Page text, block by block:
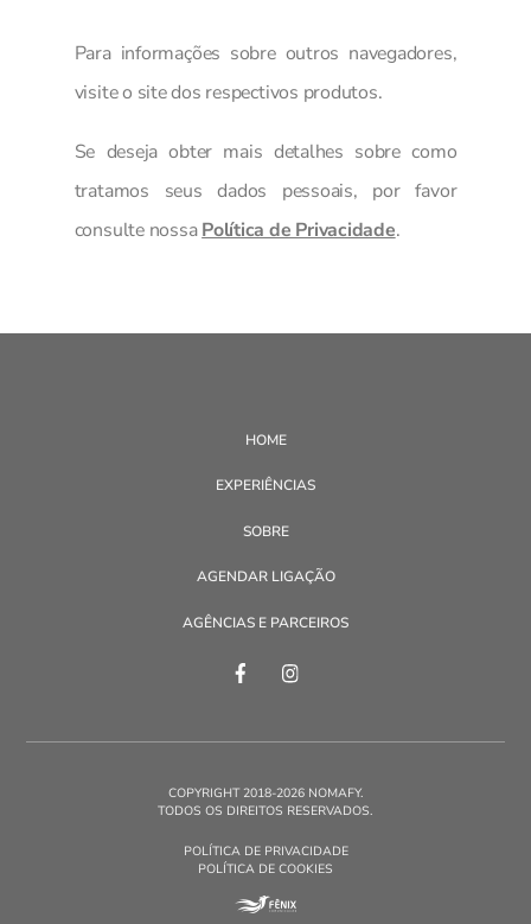
Para informações sobre outros navegadores,
visite o site dos respectivos produtos.
Se deseja obter mais detalhes sobre como
tratamos seus dados pessoais, por favor
consulte nossaPolítica de Privacidade.
HOME
EXPERIÊNCIAS
SOBRE
AGENDAR LIGAÇÃO
AGÊNCIAS E PARCEIROS
COPYRIGHT 2018-2026 NOMAFY.
TODOS OS DIREITOS RESERVADOS.
POLÍTICA DE PRIVACIDADE
POLÍTICA DE COOKIES